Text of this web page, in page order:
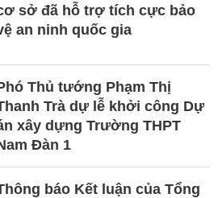
sở đã hỗ trợ tích cực bảo
an ninh quốc gia
Thủ tướng Phạm Thị
Trà dự lễ khởi công Dự
xây dựng Trường THPT
Đàn 1
báo Kết luận của Tổng